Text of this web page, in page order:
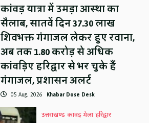
कांवड़ यात्रा में उमड़ा आस्था का
सैलाब, सातवें दिन 37.30 लाख
शिवभक्त गंगाजल लेकर हुए रवाना,
अब तक 1.80 करोड़ से अधिक
कांवड़िए हरिद्वार से भर चुके हैं
गंगाजल, प्रशासन अलर्ट
05 Aug, 2026 Khabar Dose Desk
उत्तराखण्ड कावड़ मेला हरिद्वार